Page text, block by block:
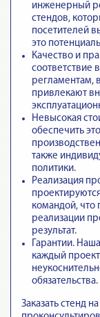
инженерный
стендов,
посетителей
это
Качество и
соответствие
регламентам,
привлекают
Невысокая
обеспечить
также
политики.
Реализация
командой, что
реализации
результат.
Гарантии. Наша
каждый
обязательства.
Заказать стенд